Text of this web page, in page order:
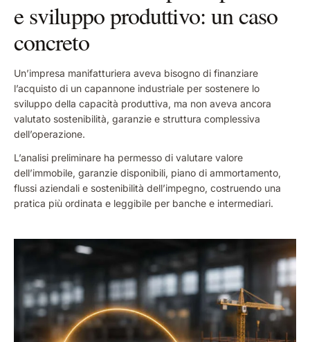
e sviluppo produttivo: un caso
concreto
Un’impresa manifatturiera aveva bisogno di finanziare
l’acquisto di un capannone industriale per sostenere lo
sviluppo della capacità produttiva, ma non aveva ancora
valutato sostenibilità, garanzie e struttura complessiva
dell’operazione.
L’analisi preliminare ha permesso di valutare valore
dell’immobile, garanzie disponibili, piano di ammortamento,
flussi aziendali e sostenibilità dell’impegno, costruendo una
pratica più ordinata e leggibile per banche e intermediari.